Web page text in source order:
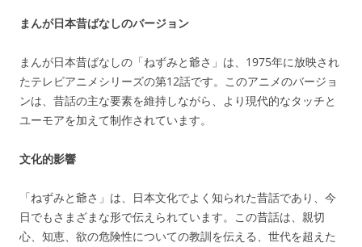
まんが日本昔ばなしのバージョン
まんが日本昔ばなしの「ねずみと爺さ」は、1975年に放映され
たテレビアニメシリーズの第12話です。このアニメのバージョ
ンは、昔話の主な要素を維持しながら、より現代的なタッチと
ユーモアを加えて制作されています。
文化的影響
「ねずみと爺さ」は、日本文化でよく知られた昔話であり、今
日でもさまざまな形で伝えられています。この昔話は、親切
心、知恵、欲の危険性についての教訓を伝える、世代を超えた